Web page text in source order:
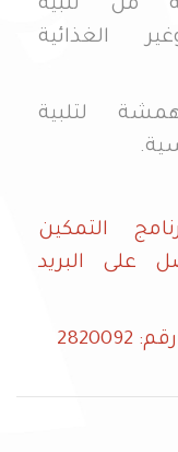
من تلبية
الغذائية
لتلبية
التمكين
على البريد